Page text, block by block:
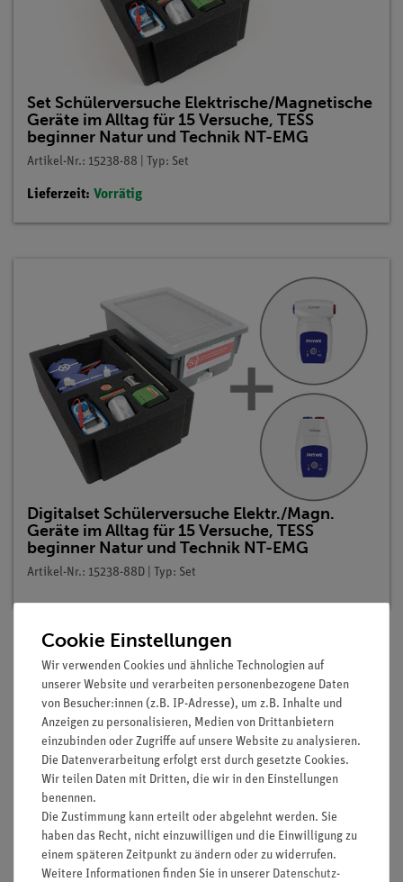
Set Schülerversuche Elektrische/Magnetische
Geräte im Alltag für 15 Versuche, TESS
beginner Natur und Technik NT-EMG
Artikel-Nr.: 15238-88 | Typ: Set
Lieferzeit: Vorrätig
Digitalset Schülerversuche Elektr./Magn.
Geräte im Alltag für 15 Versuche, TESS
beginner Natur und Technik NT-EMG
Artikel-Nr.: 15238-88D | Typ: Set
Beschreibung
Prinzip
Die Schülerinnen und Schüler untersuchen das Verhalten von
zwei Glühlampen in einem Stromkreis bei Reihen- und
Parallelschaltung. Dabei stellen sie fest, dass in der
Reihenschaltung alle Verbraucher intakt sein müssen,
während in der Parallelschaltung beim Ausfall eines
Verbrauchers die anderen davon nicht betroffen sind. Sie
Cookie Einstellungen
Wir verwenden Cookies und ähnliche Technologien auf
unserer Website und verarbeiten personenbezogene Daten
von Besucher:innen (z.B. IP-Adresse), um z.B. Inhalte und
Anzeigen zu personalisieren, Medien von Drittanbietern
einzubinden oder Zugriffe auf unsere Website zu analysieren.
Die Datenverarbeitung erfolgt erst durch gesetzte Cookies.
Wir teilen Daten mit Dritten, die wir in den Einstellungen
benennen.
Die Zustimmung kann erteilt oder abgelehnt werden. Sie
haben das Recht, nicht einzuwilligen und die Einwilligung zu
einem späteren Zeitpunkt zu ändern oder zu widerrufen.
Weitere Informationen finden Sie in unserer Daten­schutz­